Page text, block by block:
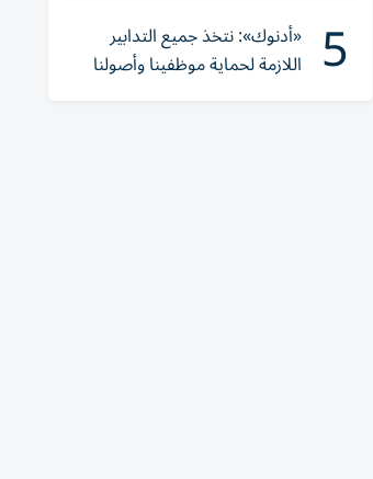
5 «أدنوك»: نتخذ جميع التدابير
اللازمة لحماية موظفينا وأصولنا